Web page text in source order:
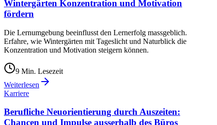
Wintergärten Konzentration und Motivation
fördern
Die Lernumgebung beeinflusst den Lernerfolg massgeblich.
Erfahre, wie Wintergärten mit Tageslicht und Naturblick die
Konzentration und Motivation steigern können.
9 Min. Lesezeit
Weiterlesen
Karriere
Berufliche Neuorientierung durch Auszeiten:
Chancen und Impulse ausserhalb des Büros